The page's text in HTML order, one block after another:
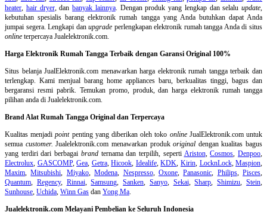
heater, hair dryer, dan banyak lainnya. Dengan produk yang lengkap dan selalu update,
kebutuhan spesialis barang elektronik rumah tangga yang Anda butuhkan dapat Anda
jumpai segera. Lengkapi danupgrade perlengkapan elektronik rumah tangga Anda di situs
online terpercaya Jualelektronik.com.
Harga Elektronik Rumah Tangga Terbaik dengan Garansi Original 100%
Situs belanjaJualElektronik.com menawarkan harga elektronik rumah tangga terbaik dan
terlengkap. Kami menjual barang home appliances baru, berkualitas tinggi, bagus dan
bergaransi resmi pabrik. Temukan promo, produk, dan harga elektronik rumah tangga
pilihan anda di Jualelektronik.com.
Brand Alat Rumah Tangga Original dan Terpercaya
Kualitas menjadipointpenting yang diberikan oleh toko onlineJualElektronik.com untuk
semua customer. Jualelektronik.com menawarkan produkoriginal dengan kualitas bagus
yang terdiri dari berbagai brandternama dan terpilih, seperti Ariston,Cosmos,Denpoo,
Electrolux, GASCOMP,Gea, Getra,Hicook, Idealife,KDK, Kirin, LocknLock,Maspion,
Maxim,Mitsubishi, Miyako,Modena, Nespresso, Oxone,Panasonic, Philips, Pisces,
Quantum, Regency, Rinnai,Samsung,Sanken, Sanyo, Sekai,Sharp,Shimizu,Stein,
Sunhouse, Uchida, Winn Gas dan Yong Ma.
Jualelektronik.com Melayani Pembelian ke Seluruh Indonesia